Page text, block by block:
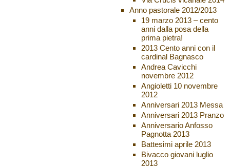
Anno pastorale 2012/2013
19 marzo 2013 – cento
anni dalla posa della
prima pietra!
2013 Cento anni con il
cardinal Bagnasco
Andrea Cavicchi
novembre 2012
Angioletti 10 novembre
2012
Anniversari 2013 Messa
Anniversari 2013 Pranzo
Anniversario Anfosso
Pagnotta 2013
Battesimi aprile 2013
Bivacco giovani luglio
2013